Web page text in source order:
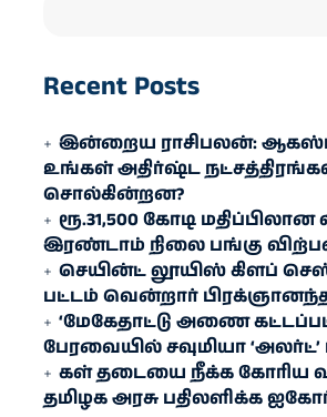
Recent Posts
இன்றைய ராசிபலன்: ஆகஸ்ட்
உங்கள் அதிர்ஷ்ட
சொல்கின்றன?
ரூ.31,500 கோடி
இரண்​டாம் நிலை பங்கு
செயின்ட் லூயிஸ் கிளப்
பட்டம் வென்றார்
‘மேகேதாட்டு அணை
பேரவையில் சவுமியா ‘அலர்ட்’
கள் தடையை நீக்க கோரிய
தமிழக அரசு பதிலளிக்க